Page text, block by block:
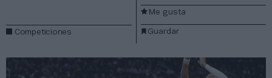
Competiciones Guardar
Me gusta